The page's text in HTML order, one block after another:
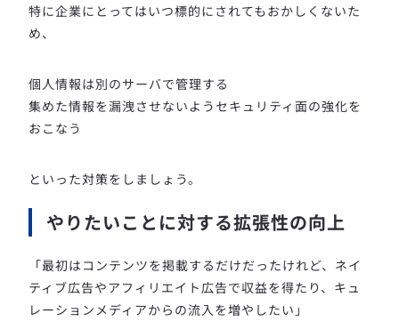
特に企業にとってはいつ標的にされてもおかしくないた
め、
個人情報は別のサーバで管理する
集めた情報を漏洩させないようセキュリティ面の強化を
おこなう
といった対策をしましょう。
やりたいことに対する拡張性の向上
「最初はコンテンツを掲載するだけだったけれど、ネイ
ティブ広告やアフィリエイト広告で収益を得たり、キュ
レーションメディアからの流入を増やしたい」